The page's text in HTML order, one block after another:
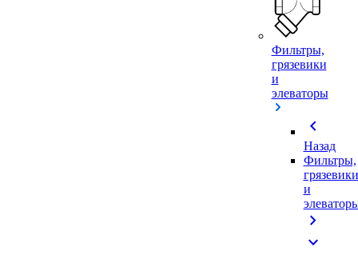
Фильтры,
грязевики
и
элеваторы
chevron_left
Назад
Фильтры,
грязевики
и
chevron_right
expand_more